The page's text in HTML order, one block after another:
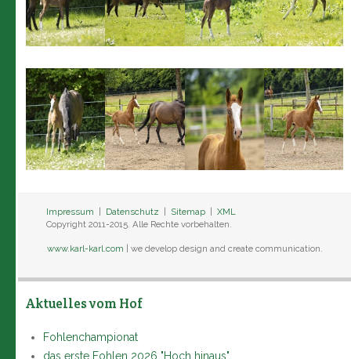
Impressum | Datenschutz | Sitemap |XML
Copyright 2011-2015. Alle Rechte vorbehalten.
www.karl-karl.com | we develop design and create communication.
Aktuelles vom Hof
Fohlenchampionat
das erste Fohlen 2026 "Hoch hinaus"